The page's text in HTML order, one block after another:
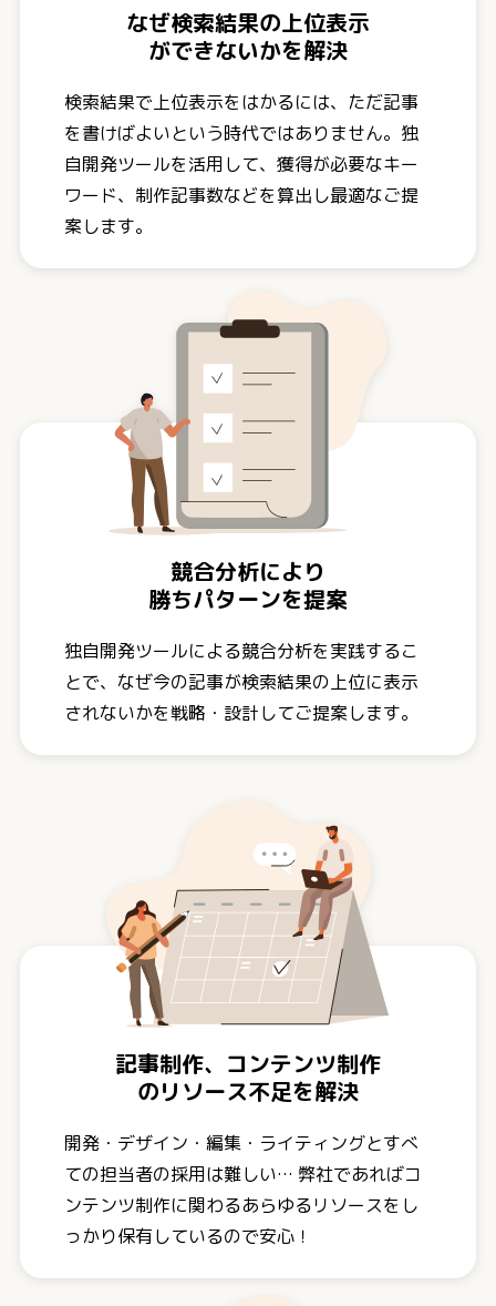
なぜ検索結果の上位表示
ができないかを解決
検索結果で上位表示をはかるには、ただ記事
を書けばよいという時代ではありません。独
自開発ツールを活用して、獲得が必要なキー
ワード、制作記事数などを算出し最適なご提
案します。
競合分析により
勝ちパターンを提案
独自開発ツールによる競合分析を実践するこ
とで、なぜ今の記事が検索結果の上位に表示
されないかを戦略・設計してご提案します。
記事制作、コンテンツ制作
のリソース不足を解決
開発・デザイン・編集・ライティングとすべ
ての担当者の採用は難しい… 弊社であればコ
ンテンツ制作に関わるあらゆるリソースをし
っかり保有しているので安心！